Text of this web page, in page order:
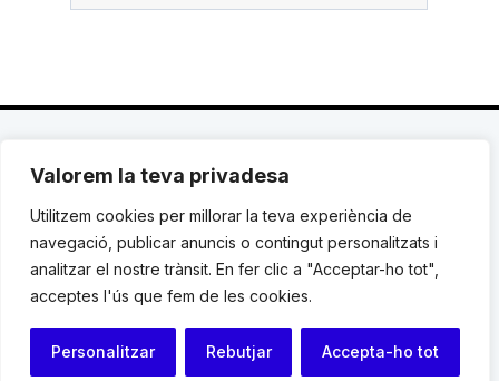
Valorem la teva privadesa
Utilitzem cookies per millorar la teva experiència de
navegació, publicar anuncis o contingut personalitzats i
analitzar el nostre trànsit. En fer clic a "Acceptar-ho tot",
acceptes l'ús que fem de les cookies.
Personalitzar Rebutjar Accepta-ho tot
C. Avinyó 44, 2n | 08002 Barcelona |
119 03 72|institut@idhc.org
© Institut de Drets Humans de Catalunya.
Avis legal|Cookies|Contacte
Programació web: Space Bits